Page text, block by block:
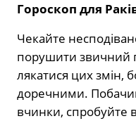
Гороскоп для
Чекайте
порушити звичний
лякатися цих змін,
доречними.
вчинки, спробуйте